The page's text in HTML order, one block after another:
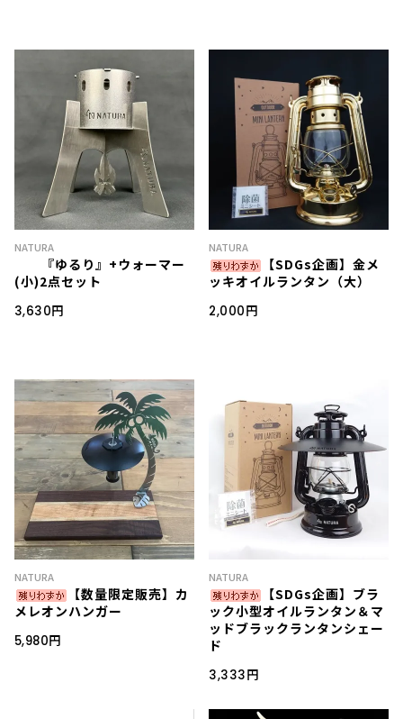
NATURA
『ゆるり』+ウォーマー
(小)2点セット
3,630円
NATURA
【SDGs企画】金メ
ッキオイルランタン（大）
2,000円
NATURA
【数量限定販売】カ
メレオンハンガー
5,980円
NATURA
【SDGs企画】ブラ
ック小型オイルランタン＆マ
ッドブラックランタンシェー
ド
3,333円